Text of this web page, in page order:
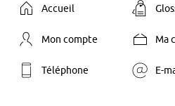
Accueil
Mon compte Ma
Téléphone E-